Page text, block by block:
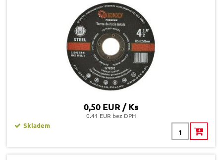
0,50 EUR / Ks
0.41 EUR bez DPH
Skladem